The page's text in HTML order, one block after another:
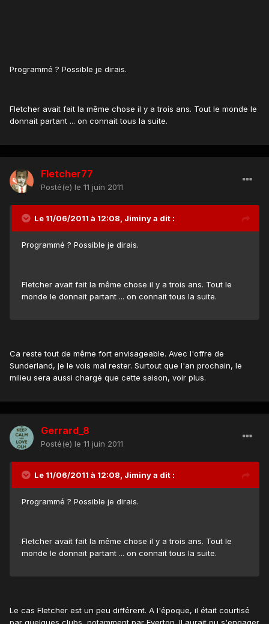
Programmé ? Possible je dirais.
Fletcher avait fait la même chose il y a trois ans. Tout le monde le
donnait partant ... on connait tous la suite.
Fletcher77
Posté(e) le 11 juin 2011
Le 11/06/2011 à 12:08, Jiminy a dit :
Programmé ? Possible je dirais.
Fletcher avait fait la même chose il y a trois ans. Tout le
monde le donnait partant ... on connait tous la suite.
Ca reste tout de même fort envisageable. Avec l'offre de
Sunderland, je le vois mal rester. Surtout que l'an prochain, le
milieu sera aussi chargé que cette saison, voir plus.
Gerrard_8
Posté(e) le 11 juin 2011
Le 11/06/2011 à 12:08, Jiminy a dit :
Programmé ? Possible je dirais.
Fletcher avait fait la même chose il y a trois ans. Tout le
monde le donnait partant ... on connait tous la suite.
Le cas Fletcher est un peu différent. A l'époque, il était courtisé